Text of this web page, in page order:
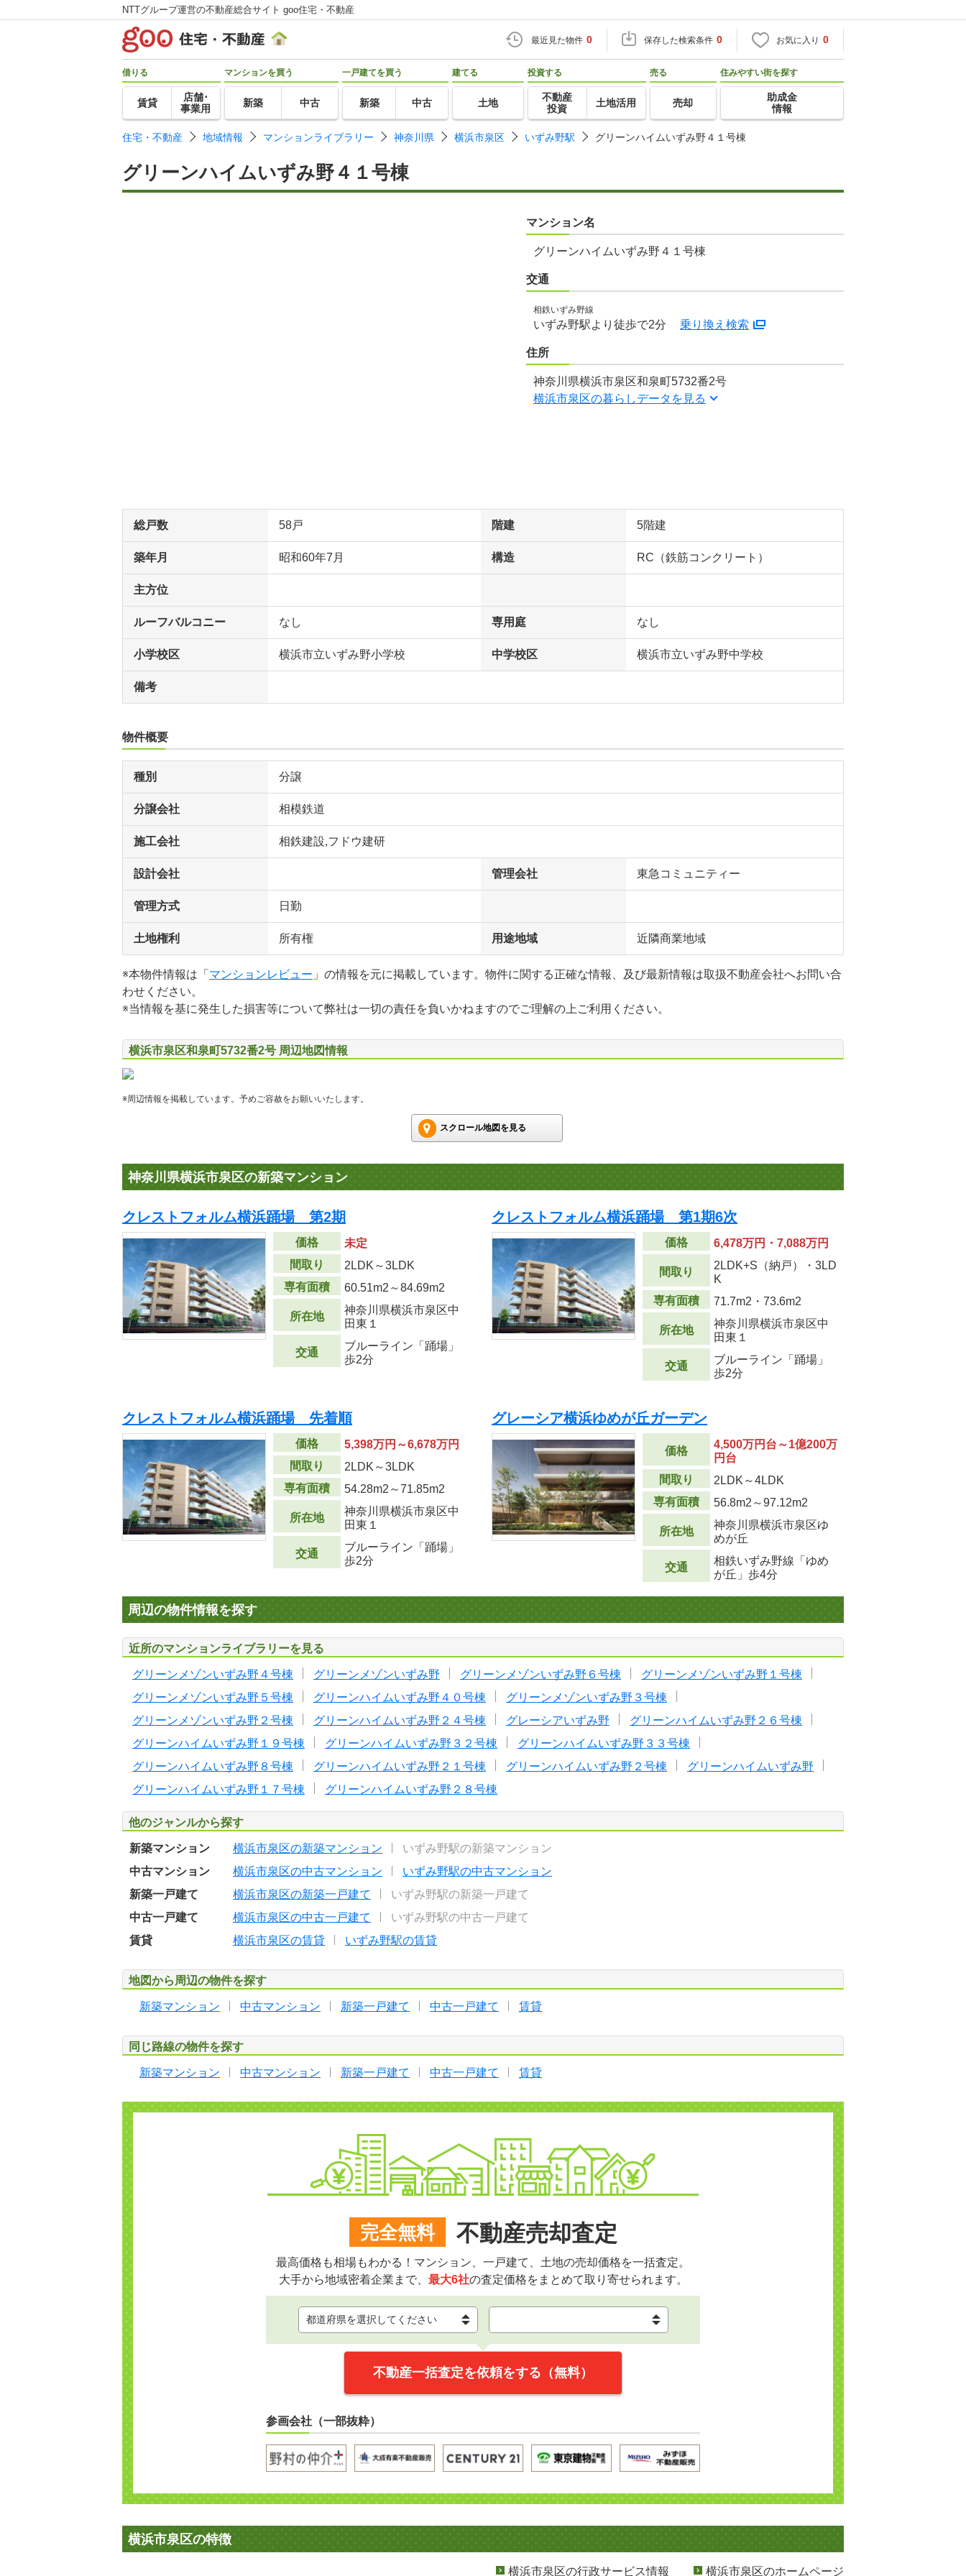
NTTグループ運営の不動産総合サイト goo住宅・不動産
最近見た物件 0 保存した検索条件 0 お気に入り 0
借りる
賃貸
店舗･
事業用
マンションを買う
新築 中古
一戸建てを買う
新築 中古
建てる
土地
投資する
不動産
投資
土地活用
売る
売却
住みやすい街を探す
助成金
情報
住宅・不動産 地域情報 マンションライブラリー 神奈川県 横浜市泉区 いずみ野駅 グリーンハイムいずみ野４１号棟
グリーンハイムいずみ野４１号棟
マンション名
グリーンハイムいずみ野４１号棟
交通
相鉄いずみ野線
いずみ野駅より徒歩で2分 乗り換え検索
住所
神奈川県横浜市泉区和泉町5732番2号
横浜市泉区の暮らしデータを見る
総戸数 58戸 階建 5階建
築年月 昭和60年7月 構造 RC（鉄筋コンクリート）
主方位
ルーフバルコニー なし 専用庭 なし
小学校区 横浜市立いずみ野小学校 中学校区 横浜市立いずみ野中学校
備考
物件概要
種別 分譲
分譲会社 相模鉄道
施工会社 相鉄建設,フドウ建研
設計会社 管理会社 東急コミュニティー
管理方式 日勤
土地権利 所有権 用途地域 近隣商業地域
※本物件情報は「 マンションレビュー 」の情報を元に掲載しています。物件に関する正確な情報、及び最新情報は取扱不動産会社へお問い合
わせください。
※当情報を基に発生した損害等について弊社は一切の責任を負いかねますのでご理解の上ご利用ください。
横浜市泉区和泉町5732番2号 周辺地図情報
※周辺情報を掲載しています。予めご容赦をお願いいたします。
スクロール地図を見る
神奈川県横浜市泉区の新築マンション
クレストフォルム横浜踊場 第2期
価格
未定
間取り
2LDK～3LDK
専有面積
60.51m2 ～84.69m2
所在地
神奈川県横浜市泉区中
田東１
交通
ブルーライン「踊場」
歩2分
クレストフォルム横浜踊場 第1期6次
価格 6,478万円・7,088万円
間取り
2LDK+S（納戸）・3LD
K
専有面積
71.7m2 ・73.6m2
所在地
神奈川県横浜市泉区中
田東１
交通
ブルーライン「踊場」
歩2分
クレストフォルム横浜踊場 先着順
価格
5,398万円～6,678万円
間取り
2LDK～3LDK
専有面積
54.28m2 ～71.85m2
所在地
神奈川県横浜市泉区中
田東１
交通
ブルーライン「踊場」
歩2分
グレーシア横浜ゆめが丘ガーデン
価格
4,500万円台～1億200万
円台
間取り
2LDK～4LDK
専有面積
56.8m2 ～97.12m2
所在地
神奈川県横浜市泉区ゆ
めが丘
交通
相鉄いずみ野線「ゆめ
が丘」歩4分
周辺の物件情報を探す
近所のマンションライブラリーを見る
グリーンメゾンいずみ野４号棟 グリーンメゾンいずみ野 グリーンメゾンいずみ野６号棟
グリーンメゾンいずみ野１号棟
グリーンメゾンいずみ野５号棟
グリーンハイムいずみ野４０号棟
グリーンメゾンいずみ野３号棟
グリーンメゾンいずみ野２号棟
グリーンハイムいずみ野２４号棟 グレーシアいずみ野
グリーンハイムいずみ野２６号棟
グリーンハイムいずみ野１９号棟
グリーンハイムいずみ野３２号棟
グリーンハイムいずみ野３３号棟
グリーンハイムいずみ野８号棟
グリーンハイムいずみ野２１号棟 グリーンハイムいずみ野２号棟
グリーンハイムいずみ野
グリーンハイムいずみ野１７号棟
グリーンハイムいずみ野２８号棟
他のジャンルから探す
新築マンション 横浜市泉区の新築マンション
いずみ野駅の新築マンション
中古マンション
横浜市泉区の中古マンション
いずみ野駅の中古マンション
新築一戸建て
横浜市泉区の新築一戸建て
いずみ野駅の新築一戸建て
中古一戸建て
横浜市泉区の中古一戸建て
いずみ野駅の中古一戸建て
賃貸
横浜市泉区の賃貸 いずみ野駅の賃貸
地図から周辺の物件を探す
新築マンション 中古マンション 新築一戸建て 中古一戸建て 賃貸
同じ路線の物件を探す
新築マンション 中古マンション 新築一戸建て 中古一戸建て 賃貸
完全無料 不動産売却査定
最高価格も相場もわかる！マンション、一戸建て、土地の売却価格を一括査定。
大手から地域密着企業まで、 最大6社の査定価格をまとめて取り寄せられます。
不動産一括査定を依頼をする（無料）
参画会社（一部抜粋）
横浜市泉区の特徴
横浜市泉区の行政サービス情報 横浜市泉区のホームページ